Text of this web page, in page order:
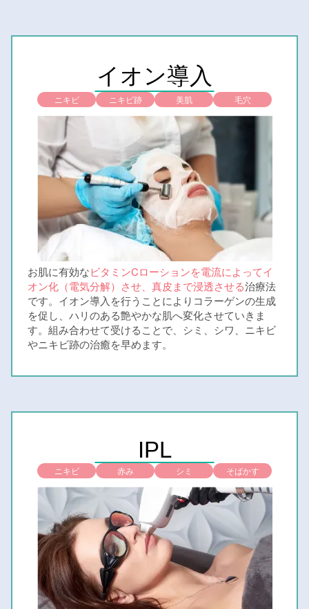
イオン導入
ニキビ ニキビ跡 美肌 毛穴
お肌に有効なビタミンCローションを電流によってイ
オン化（電気分解）させ、真皮まで浸透させる治療法
です。イオン導入を行うことによりコラーゲンの生成
を促し、ハリのある艶やかな肌へ変化させていきま
す。組み合わせて受けることで、シミ、シワ、ニキビ
やニキビ跡の治癒を早めます。
IPL
ニキビ 赤み シミ そばかす